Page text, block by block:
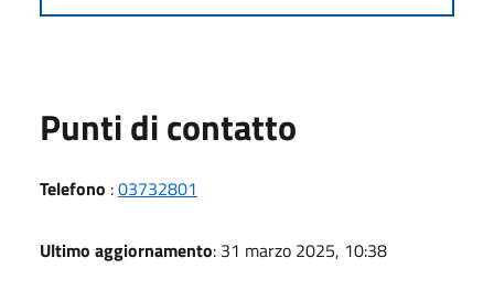
Punti di contatto
Telefono :03732801
Ultimo aggiornamento: 31 marzo 2025, 10:38